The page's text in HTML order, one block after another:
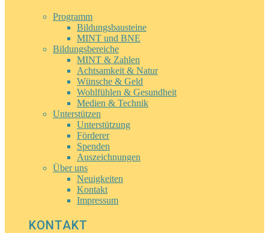
Programm
Bildungsbausteine
MINT und BNE
Bildungsbereiche
MINT & Zahlen
Achtsamkeit & Natur
Wünsche & Geld
Wohlfühlen & Gesundheit
Medien & Technik
Unterstützen
Unterstützung
Förderer
Spenden
Auszeichnungen
Über uns
Neuigkeiten
Kontakt
Impressum
KONTAKT